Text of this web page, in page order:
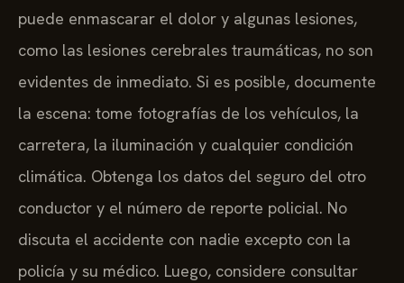
puede enmascarar el dolor y algunas lesiones,
como las lesiones cerebrales traumáticas, no son
evidentes de inmediato. Si es posible, documente
la escena: tome fotografías de los vehículos, la
carretera, la iluminación y cualquier condición
climática. Obtenga los datos del seguro del otro
conductor y el número de reporte policial. No
discuta el accidente con nadie excepto con la
policía y su médico. Luego, considere consultar